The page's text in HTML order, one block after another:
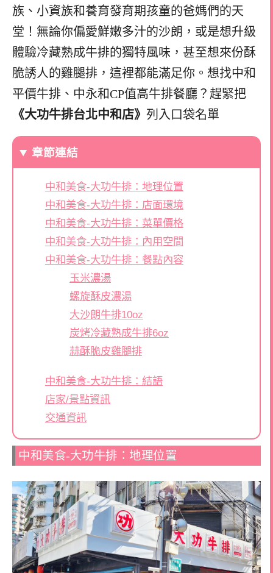
族、小資族和養育發育期孩童的爸媽們的天
堂！無論你偏愛鮮嫩多汁的沙朗，或是想升級
體驗冷藏熟成牛排的獨特風味，甚至想來份酥
脆誘人的雞腿排，這裡都能滿足你。想找中和
平價牛排、中永和CP值高牛排餐廳？趕緊把
《大功牛排台北中和店》 列入口袋名單
章節連結
中和美食-大功牛排：地理位置
中和美食-大功牛排：店面環境
中和美食-大功牛排：菜單價格
中和美食-大功牛排：內用空間
中和美食-大功牛排：餐點內容
玉米濃湯
螺旋酥皮濃湯
大沙朗牛排10oz
炭烤冷藏熟成牛排6oz
蒜酥脆皮雞腿排
中和美食-大功牛排：結語
店家/景點資訊
交通資訊
中和美食-大功牛排：地理位置